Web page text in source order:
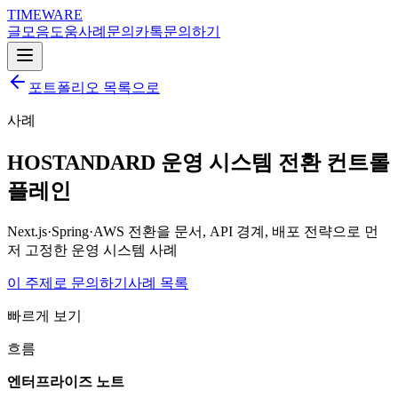
TIMEWARE
글 모음도움사례 문의 카톡문의하기
포트폴리오 목록으로
사례
HOSTANDARD 운영 시스템 전환 컨트롤
플레인
Next.js·Spring·AWS 전환을 문서, API 경계, 배포 전략으로 먼
저 고정한 운영 시스템 사례
이 주제로 문의하기 사례 목록
빠르게 보기
흐름
엔터프라이즈 노트